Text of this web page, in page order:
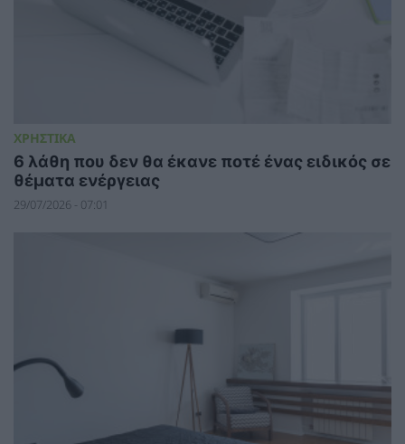
ΧΡΗΣΤΙΚΑ
6 λάθη που δεν θα έκανε ποτέ ένας ειδικός σε
θέματα ενέργειας
29/07/2026 - 07:01